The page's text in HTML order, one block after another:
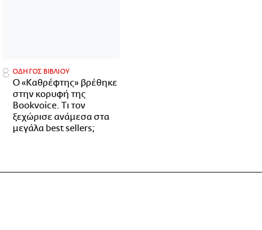
ΟΔΗΓΟΣ ΒΙΒΛΙΟΥ
Ο «Καθρέφτης» βρέθηκε
στην κορυφή της
Bookvoice. Τι τον
ξεχώρισε ανάμεσα στα
μεγάλα best sellers;